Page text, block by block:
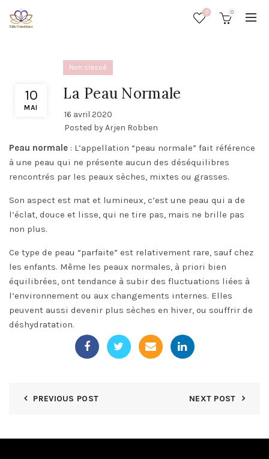
0 0
10
MAI
Non classé
La Peau Normale
16 avril 2020
Posted byArjen Robben
Peau normale : L’appellation “peau normale” fait référence
à une peau qui ne présente aucun des déséquilibres
rencontrés par les peaux sèches, mixtes ou grasses.
Son aspect est mat et lumineux, c’est une peau qui a de
l’éclat, douce et lisse, qui ne tire pas, mais ne brille pas
non plus.
Ce type de peau “parfaite” est relativement rare, sauf chez
les enfants. Même les peaux normales, à priori bien
équilibrées, ont tendance à subir des fluctuations liées à
l’environnement ou aux changements internes. Elles
peuvent aussi devenir plus sèches en hiver, ou souffrir de
déshydratation.
PREVIOUS POST NEXT POST